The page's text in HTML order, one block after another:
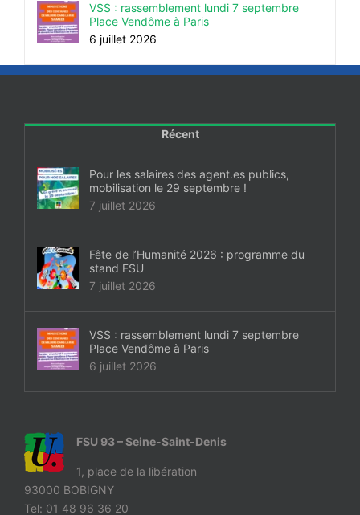
VSS : rassemblement lundi 7 septembre
Place Vendôme à Paris
6 juillet 2026
Récent
Pour les salaires des agent.es publics,
mobilisation le 29 septembre !
7 juillet 2026
Fête de l’Humanité 2026 : programme du
stand FSU
7 juillet 2026
VSS : rassemblement lundi 7 septembre
Place Vendôme à Paris
6 juillet 2026
FSU 93 – Seine-Saint-Denis
1, place de la libération
93000 BOBIGNY
Tel: 01 48 96 36 20